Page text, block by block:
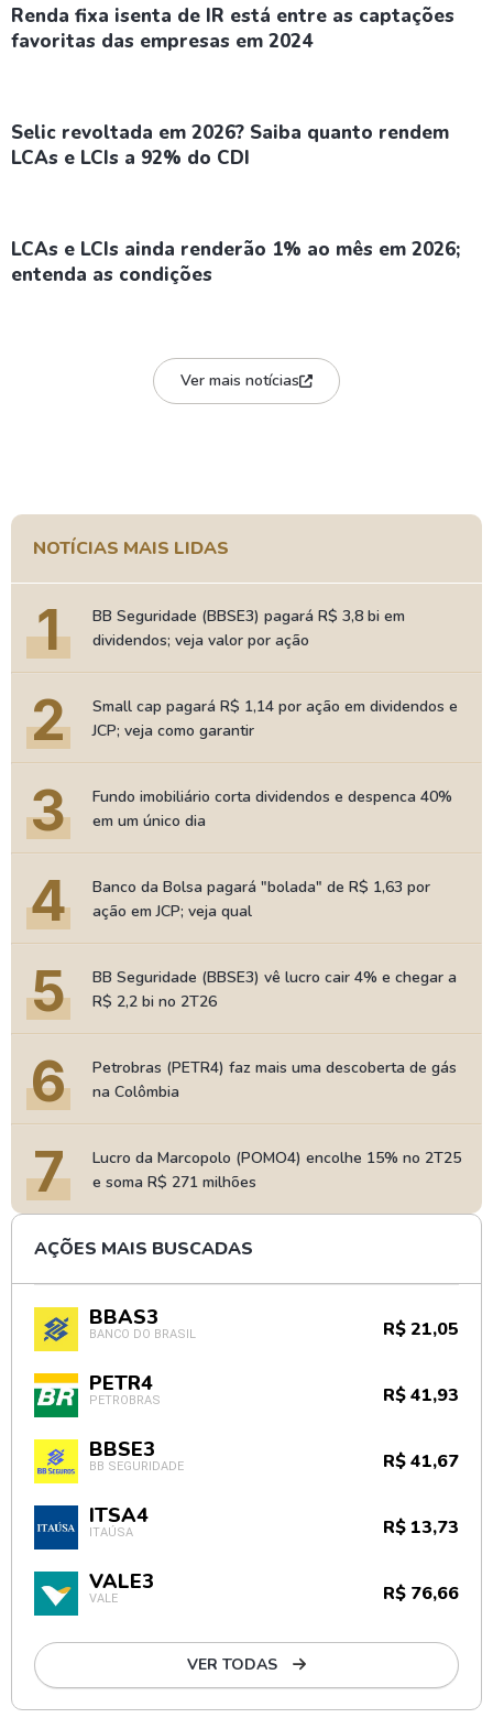
Renda fixa isenta de IR está entre as captações
favoritas das empresas em 2024
Selic revoltada em 2026? Saiba quanto rendem
LCAs e LCIs a 92% do CDI
LCAs e LCIs ainda renderão 1% ao mês em 2026;
entenda as condições
Ver mais notícias
NOTÍCIAS MAIS LIDAS
1
BB Seguridade (BBSE3) pagará R$ 3,8 bi em
dividendos; veja valor por ação
2
Small cap pagará R$ 1,14 por ação em dividendos e
JCP; veja como garantir
3
Fundo imobiliário corta dividendos e despenca 40%
em um único dia
4
Banco da Bolsa pagará "bolada" de R$ 1,63 por
ação em JCP; veja qual
5
BB Seguridade (BBSE3) vê lucro cair 4% e chegar a
R$ 2,2 bi no 2T26
6
Petrobras (PETR4) faz mais uma descoberta de gás
na Colômbia
7
Lucro da Marcopolo (POMO4) encolhe 15% no 2T25
e soma R$ 271 milhões
AÇÕES MAIS BUSCADAS
BBAS3
BANCO DO BRASIL R$ 21,05
PETR4
PETROBRAS R$ 41,93
BBSE3
BB SEGURIDADE R$ 41,67
ITSA4
ITAÚSA R$ 13,73
VALE3
VALE R$ 76,66
VER TODAS